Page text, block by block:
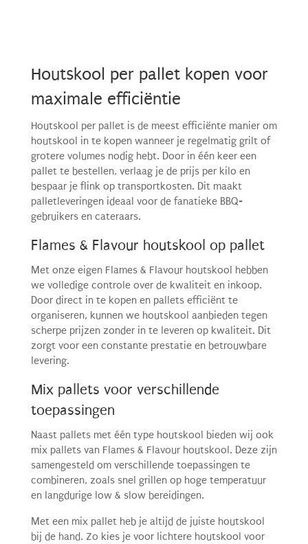
Houtskool per pallet kopen voor
maximale efficiëntie
Houtskool per pallet is de meest efficiënte manier om
houtskool in te kopen wanneer je regelmatig grilt of
grotere volumes nodig hebt. Door in één keer een
pallet te bestellen, verlaag je de prijs per kilo en
bespaar je flink op transportkosten. Dit maakt
palletleveringen ideaal voor de fanatieke BBQ-
gebruikers en cateraars.
Flames & Flavour houtskool op pallet
Met onze eigen Flames & Flavour houtskool hebben
we volledige controle over de kwaliteit en inkoop.
Door direct in te kopen en pallets efficiënt te
organiseren, kunnen we houtskool aanbieden tegen
scherpe prijzen zonder in te leveren op kwaliteit. Dit
zorgt voor een constante prestatie en betrouwbare
levering.
Mix pallets voor verschillende
toepassingen
Naast pallets met één type houtskool bieden wij ook
mix pallets van Flames & Flavour houtskool. Deze zijn
samengesteld om verschillende toepassingen te
combineren, zoals snel grillen op hoge temperatuur
en langdurige low & slow bereidingen.
Met een mix pallet heb je altijd de juiste houtskool
bij de hand. Zo kies je voor lichtere houtskool voor